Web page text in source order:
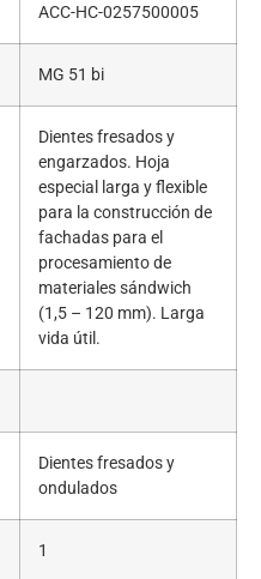
ACC-HC-0257500005
MG 51 bi
Dientes fresados ​​y
engarzados. Hoja
especial larga y flexible
para la construcción de
fachadas para el
procesamiento de
materiales sándwich
(1,5 – 120 mm). Larga
vida útil.
Dientes fresados ​​y
ondulados
1